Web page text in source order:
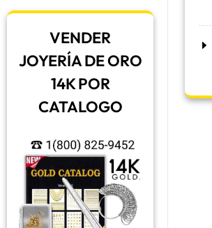
VENDER
JOYERÍA DE ORO
14K POR
CATALOGO